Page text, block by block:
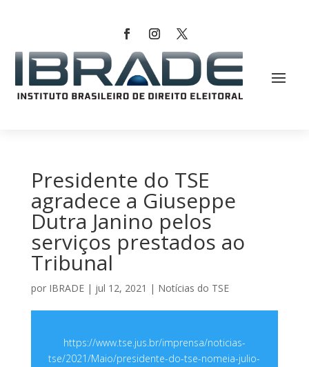
Presidente do TSE
agradece a Giuseppe
Dutra Janino pelos
serviços prestados ao
Tribunal
por IBRADE| jul 12, 2021 | Notícias do TSE
https://www.tse.jus.br/imprensa/noticias-
tse/2021/Maio/presidente-do-tse-nomeia-julio-